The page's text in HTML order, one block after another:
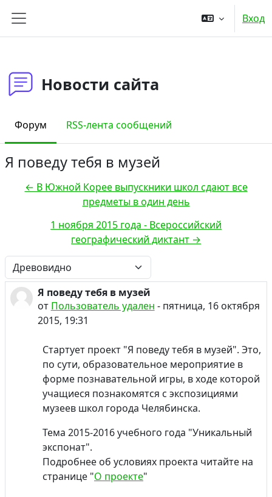
Боковая панель
Вход
Новости сайта
Форум RSS-лента сообщений
Я поведу тебя в музей
← В Южной Корее выпускники школ сдают все
предметы в один день
1 ноября 2015 года - Всероссийский
географический диктант →
Режим отображения
Я поведу тебя в музей
от Пользователь удален - пятница, 16 октября
2015, 19:31
Количество ответов: 0
Стартует проект "Я поведу тебя в музей". Это,
по сути, образовательное мероприятие в
форме познавательной игры, в ходе которой
учащиеся познакомятся с экспозициями
музеев школ города Челябинска.
Тема 2015-2016 учебного года "Уникальный
экспонат".
Подробнее об условиях проекта читайте на
странице "О проекте"